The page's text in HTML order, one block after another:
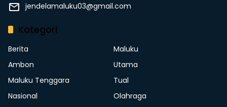
jendelamaluku03@gmail.com
Kategori
Berita
Maluku
Ambon
Utama
Maluku Tenggara
Tual
Nasional
Olahraga